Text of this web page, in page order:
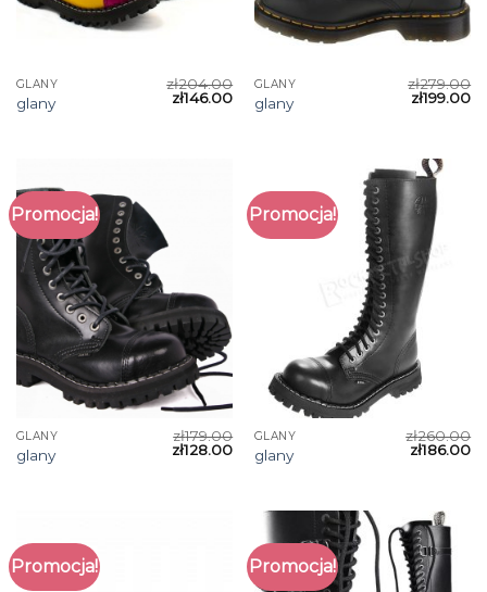
GLANY
glany
zł204.00
zł146.00
GLANY
glany
zł279.00
zł199.00
Promocja!
GLANY
glany
zł179.00
zł128.00
Promocja!
GLANY
glany
zł260.00
zł186.00
Promocja! Promocja!